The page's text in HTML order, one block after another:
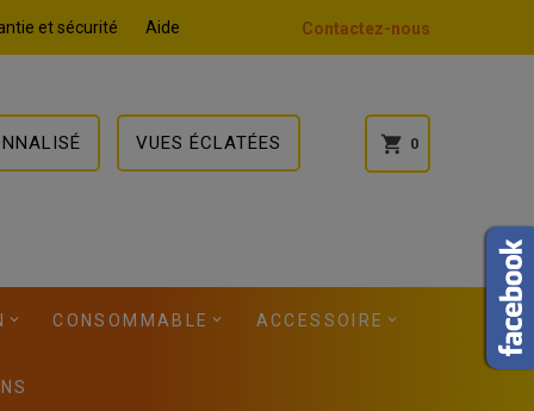
et sécurité Aide Contactez-nous
VUES ÉCLATÉES shopping_cart 0
CONSOMMABLE ACCESSOIRE